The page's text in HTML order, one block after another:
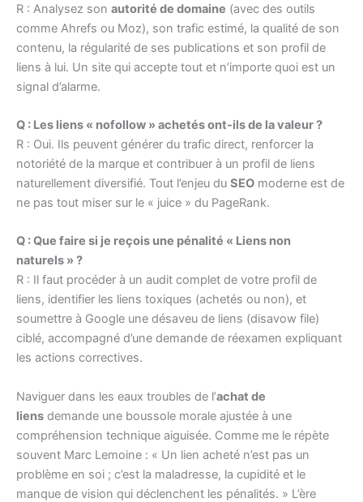
R : Analysez son autorité de domaine (avec des outils
comme Ahrefs ou Moz), son trafic estimé, la qualité de son
contenu, la régularité de ses publications et son profil de
liens à lui. Un site qui accepte tout et n’importe quoi est un
signal d’alarme.
Q : Les liens « nofollow » achetés ont-ils de la valeur ?
R : Oui. Ils peuvent générer du trafic direct, renforcer la
notoriété de la marque et contribuer à un profil de liens
naturellement diversifié. Tout l’enjeu du SEO moderne est de
ne pas tout miser sur le « juice » du PageRank.
Q : Que faire si je reçois une pénalité « Liens non
naturels » ?
R : Il faut procéder à un audit complet de votre profil de
liens, identifier les liens toxiques (achetés ou non), et
soumettre à Google une désaveu de liens (disavow file)
ciblé, accompagné d’une demande de réexamen expliquant
les actions correctives.
Naviguer dans les eaux troubles de l’achat de
liens demande une boussole morale ajustée à une
compréhension technique aiguisée. Comme me le répète
souvent Marc Lemoine : « Un lien acheté n’est pas un
problème en soi ; c’est la maladresse, la cupidité et le
manque de vision qui déclenchent les pénalités. » L’ère